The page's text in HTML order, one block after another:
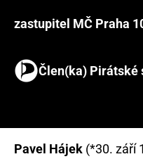
zastupitel MČ Praha
Člen(ka) Pirátské
Pavel Hájek (*30. září